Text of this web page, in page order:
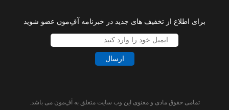
برای اطلاع از تخفیف های جدید در خبرنامه آفِ‌مون عضو شوید
ارسال
تمامی حقوق مادی و معنوی این وب سایت متعلق به آفِ‌مون می باشد.